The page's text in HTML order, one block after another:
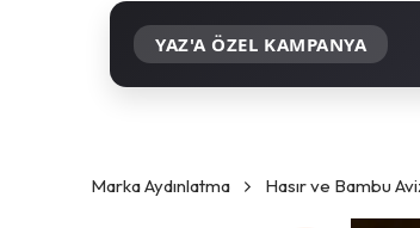
YAZ'A ÖZEL KAMPANYA
Marka Aydınlatma Hasır ve Bambu